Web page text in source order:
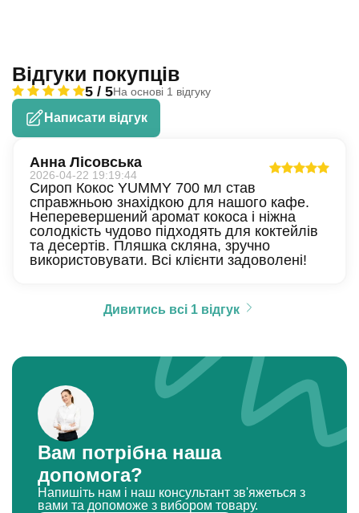
Відгуки покупців
5 / 5На основі 1 відгуку
Написати відгук
Анна Лісовська
2026-04-22 19:19:44
Сироп Кокос YUMMY 700 мл став
справжньою знахідкою для нашого кафе.
Неперевершений аромат кокоса і ніжна
солодкість чудово підходять для коктейлів
та десертів. Пляшка скляна, зручно
використовувати. Всі клієнти задоволені!
Дивитись всі 1 відгук
Вам потрібна наша
допомога?
Напишіть нам і наш консультант зв'яжеться з
вами та допоможе з вибором товару.